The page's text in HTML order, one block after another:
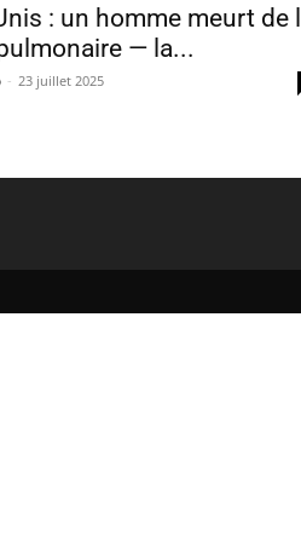
: un homme meurt de
— la...
- 23 juillet 2025